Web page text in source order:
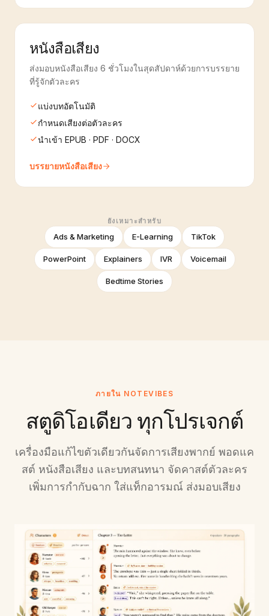
หนังสือเสียง
ส่งมอบหนังสือเสียง 6 ชั่วโมงในสุดสัปดาห์ด้วยการบรรยาย
ที่รู้จักตัวละคร
แบ่งบทอัตโนมัติ
กำหนดเสียงต่อตัวละคร
นำเข้า EPUB · PDF · DOCX
บรรยายหนังสือเสียง
ยังเหมาะสำหรับ
Ads & Marketing E-Learning TikTok
PowerPoint Explainers IVR Voicemail
Bedtime Stories
ภายใน NOTEVIBES
สตูดิโอเดียว ทุกโปรเจกต์
เครื่องมือแก้ไขตัวเดียวกันจัดการเสียงพากย์ พอดแค
สต์ หนังสือเสียง และบทสนทนา จัดคาสต์ตัวละคร
เพิ่มการกำกับฉาก ใส่แท็กอารมณ์ ส่งมอบเสียง